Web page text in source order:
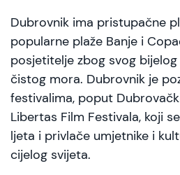
Dubrovnik ima pristupačne
popularne plaže Banje i
posjetitelje zbog svog
čistog mora. Dubrovnik je
festivalima, poput
Libertas Film Festivala, koji
ljeta i privlače umjetnike i
cijelog svijeta.